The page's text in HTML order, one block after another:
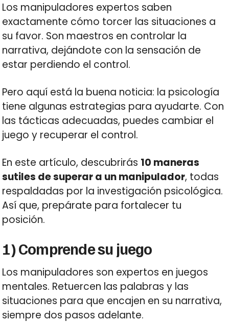
Los manipuladores expertos saben
exactamente cómo torcer las situaciones a
su favor. Son maestros en controlar la
narrativa, dejándote con la sensación de
estar perdiendo el control.
Pero aquí está la buena noticia: la psicología
tiene algunas estrategias para ayudarte. Con
las tácticas adecuadas, puedes cambiar el
juego y recuperar el control.
En este artículo, descubrirás 10 maneras
sutiles de superar a un manipulador, todas
respaldadas por la investigación psicológica.
Así que, prepárate para fortalecer tu
posición.
1) Comprende su juego
Los manipuladores son expertos en juegos
mentales. Retuercen las palabras y las
situaciones para que encajen en su narrativa,
siempre dos pasos adelante.